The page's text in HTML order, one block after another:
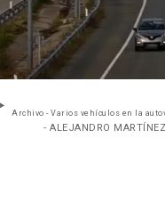
Archivo - Varios vehículos en la
- ALEJANDRO